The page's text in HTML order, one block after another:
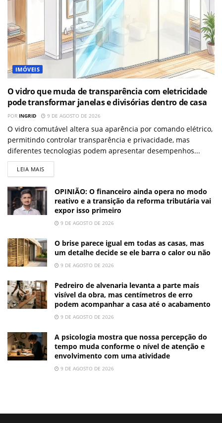
IMÓVEIS
O vidro que muda de transparência com eletricidade
pode transformar janelas e divisórias dentro de casa
POR INGRID 9 DE AGOSTO DE 2026
O vidro comutável altera sua aparência por comando elétrico,
permitindo controlar transparência e privacidade, mas
diferentes tecnologias podem apresentar desempenhos...
LEIA MAIS
OPINIÃO: O financeiro ainda opera no modo
reativo e a transição da reforma tributária vai
expor isso primeiro
9 DE AGOSTO DE 2026
O brise parece igual em todas as casas, mas
um detalhe decide se ele barra o calor ou não
9 DE AGOSTO DE 2026
Pedreiro de alvenaria levanta a parte mais
visível da obra, mas centímetros de erro
podem acompanhar a casa até o acabamento
9 DE AGOSTO DE 2026
A psicologia mostra que nossa percepção do
tempo muda conforme o nível de atenção e
envolvimento com uma atividade
9 DE AGOSTO DE 2026